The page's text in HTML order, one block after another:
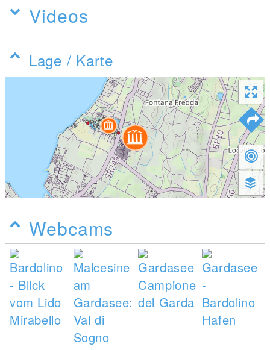
Videos
Lage / Karte
Webcams